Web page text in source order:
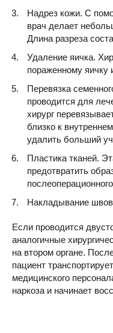
Надрез кожи. С
врач делает
Длина разреза
Удаление яичка.
пораженному яичку
Перевязка
проводится для
хирург
близко к
удалить больший
Пластика тканей.
предотвратить
Накладывание швов
Если проводится
аналогичные
на втором органе.
пациент
медицинского
наркоза и начинает